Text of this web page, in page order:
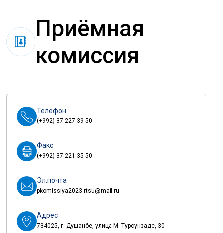
Приёмная
комиссия
Телефон
(+992) 37 227 39 50
Факс
(+992) 37 221-35-50
Эл.почта
pkomissiya2023.rtsu@mail.ru
Адрес
734025, г. Душанбе, улица М. Турсунзаде, 30